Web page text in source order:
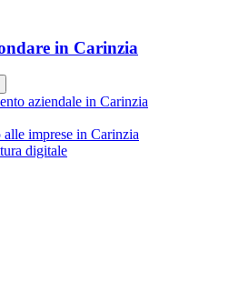
in Carinzia
aziendale in Carinzia
alle imprese in Carinzia
digitale